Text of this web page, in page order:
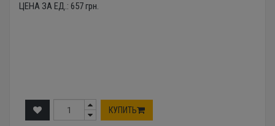
ЦЕНА ЗА ЕД.: 657грн.
КУПИТЬ